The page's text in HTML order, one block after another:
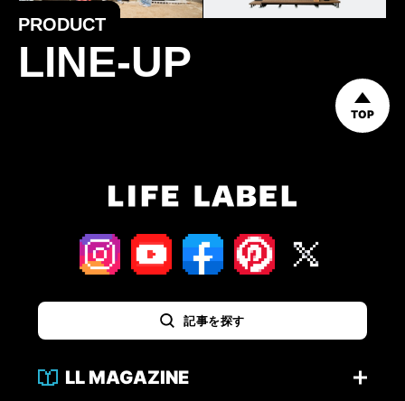
PRODUCT
LINE-UP
TOP
記事を探す
LL MAGAZINE